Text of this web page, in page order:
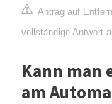
Antrag auf
vollständige Antwort
Kann man
am